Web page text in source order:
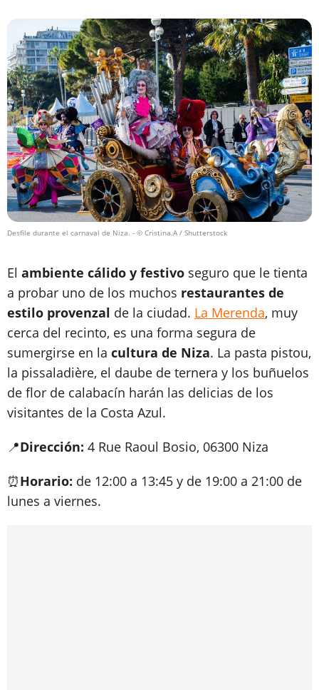
Desfile durante el carnaval de Niza. - © Cristina.A / Shutterstock
El ambiente cálido y festivo seguro que le tienta
a probar uno de los muchos restaurantes de
estilo provenzal de la ciudad. La Merenda, muy
cerca del recinto, es una forma segura de
sumergirse en la cultura de Niza. La pasta pistou,
la pissaladière, el daube de ternera y los buñuelos
de flor de calabacín harán las delicias de los
visitantes de la Costa Azul.
📍Dirección: 4 Rue Raoul Bosio, 06300 Niza
⏰Horario: de 12:00 a 13:45 y de 19:00 a 21:00 de
lunes a viernes.